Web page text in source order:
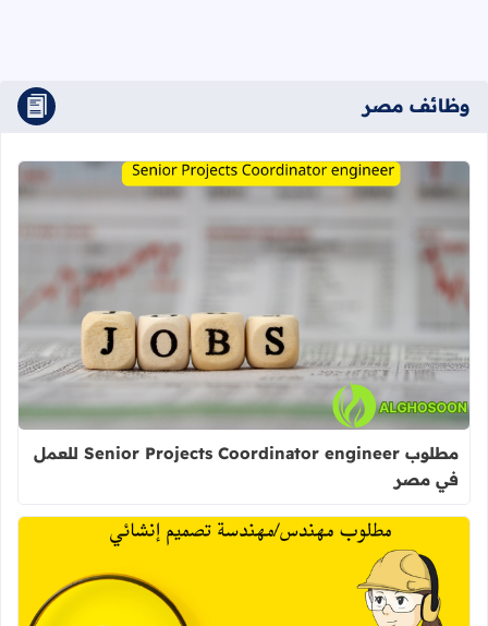
وظائف مصر
اقرأ المزيد عن مطلوب Senior Projects Coordinator engineer للعمل في مصر
مطلوب Senior Projects Coordinator engineer للعمل
في مصر